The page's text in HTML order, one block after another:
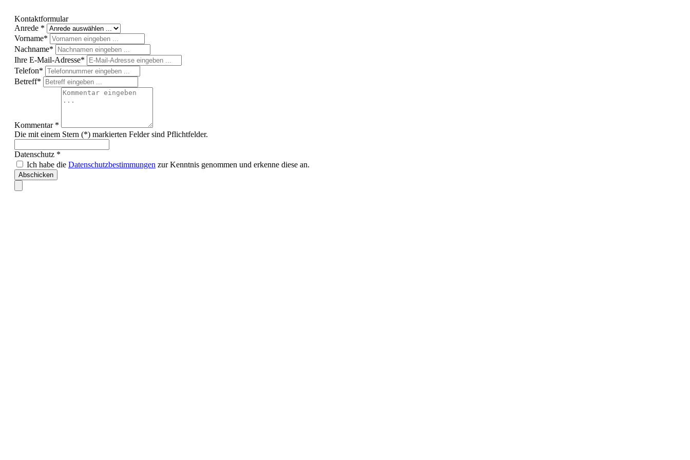
Kontaktformular
Anrede *
Vorname*
Nachname*
Ihre E-Mail-Adresse*
Telefon*
Betreff*
Kommentar *
Die mit einem Stern (*) markierten Felder sind Pflichtfelder.
Datenschutz *
Ich habe die Datenschutzbestimmungen zur Kenntnis genommen und erkenne diese an.
Abschicken